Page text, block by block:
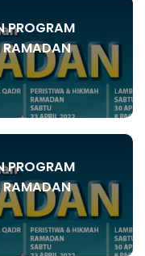
PROGRAM
RAMADAN
PROGRAM
RAMADAN